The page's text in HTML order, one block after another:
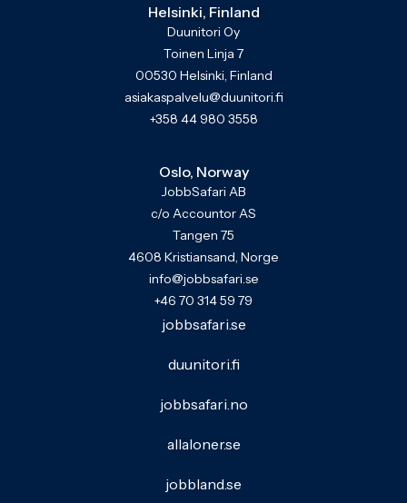
Helsinki, Finland
Duunitori Oy
Toinen Linja 7
00530 Helsinki, Finland
asiakaspalvelu@duunitori.fi
+358 44 980 3558
Oslo, Norway
JobbSafari AB
c/o Accountor AS
Tangen 75
4608 Kristiansand, Norge
info@jobbsafari.se
+46 70 314 59 79
jobbsafari.se
duunitori.fi
jobbsafari.no
allaloner.se
jobbland.se